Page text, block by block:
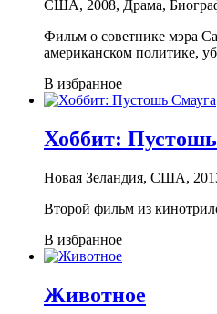
США, 2008, Драма,
Фильм о советнике мэра
американском политике,
В избранное
Хоббит:
Новая Зеландия, США,
Второй фильм из
В избранное
Животное